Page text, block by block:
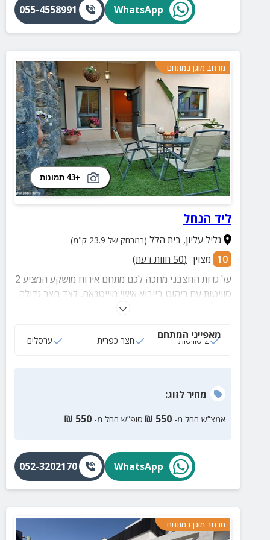
החיצוני תיהנו מבריכה מגודרת ובטיחותית לילדים, חצר
ירוקה ומרווחת, ופינות ישיבה קסומות לכל המשפחה.
החופשה המושלמת שלכם מתחילה כאן – אל תפספסו
WhatsApp
055-4558991
מרחב מוגן במתחם
+43 תמונות
ליד הנחל
גליל עליון, בית הלל (במרחק של 23.9 ק"מ)
10 מצוין (
50 חוות דעת)
על גדות החצבני מחכה לכם מתחם אירוח מושקע המציע 2
סוויטות עם ריהוט בייבוא אישי מוייטנאם, לצד חצר גדולה
ומטופחת וארוחות עשירות מעשה ידי המארחים. אורחי
רבות באזור.
מאפייני המתחם
2 סוויטות חצר כפרית ערסלים
מחירלזוג:
אמצ”ש החל מ- 550
₪ סופ”ש החל מ- 550
₪
WhatsApp
052-3202170
מרחב מוגן במתחם